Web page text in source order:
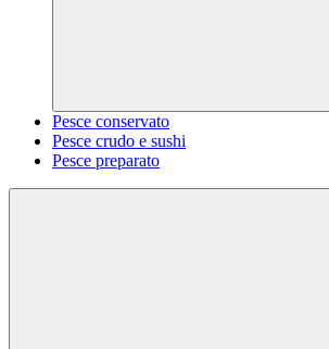
Pesce conservato
Pesce crudo e sushi
Pesce preparato